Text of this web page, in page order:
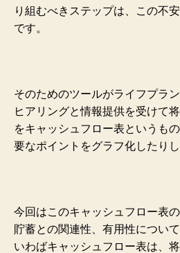
り組むべきステップは、この不
です。
そのためのツールがライフプラ
ヒアリングと情報提供を受けて
をキャッシュフロー表というも
要なポイントをグラフ化したりし
今回はこのキャッシュフロー表
貯蓄との関連性、有用性につい
いわばキャッシュフロー表は、